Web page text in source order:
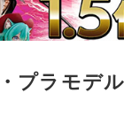
プラモデ